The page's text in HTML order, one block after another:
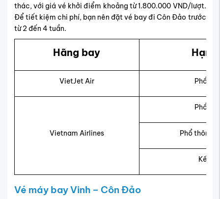
thác, với giá vé khởi điểm khoảng từ 1.800.000 VND/lượt.
Để tiết kiệm chi phí, bạn nên đặt vé bay đi Côn Đảo trước
từ 2 đến 4 tuần.
Hãng bay Hạng
VietJet Air Phổ
Vietnam Airlines
Phổ
Phổ thông
Kết
Vé máy bay Vinh – Côn Đảo